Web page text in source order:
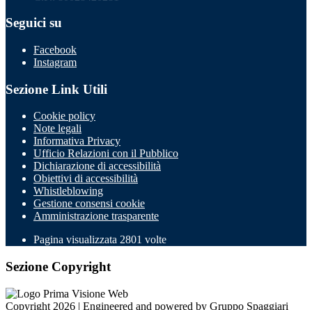
Seguici su
Facebook
Instagram
Sezione Link Utili
Cookie policy
Note legali
Informativa Privacy
Ufficio Relazioni con il Pubblico
Dichiarazione di accessibilità
Obiettivi di accessibilità
Whistleblowing
Gestione consensi cookie
Amministrazione trasparente
Pagina visualizzata 2801 volte
Sezione Copyright
Copyright 2026 | Engineered and powered by Gruppo Spaggiari